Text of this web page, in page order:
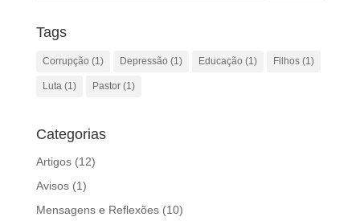
Tags
Corrupção (1) Depressão (1) Educação (1) Filhos(1)
Luta(1) Pastor(1)
Categorias
Artigos(12)
Avisos(1)
Mensagens e Reflexões(10)